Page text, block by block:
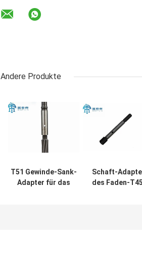
Andere Produkte
T51 Gewinde-Sank-
Adapter für das
Schaft-
des Faden-